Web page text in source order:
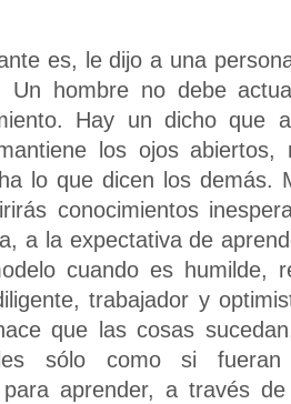
es, le dijo a una
Un hombre no debe
Hay un dicho que
los ojos
lo que dicen los demás.
conocimientos
a la expectativa de
cuando es humilde,
trabajador y
que las cosas
sólo como si fueran
para aprender, a través